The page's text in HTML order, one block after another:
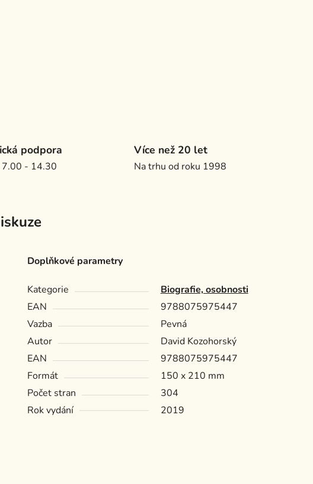
podpora
7.00 - 14.30
Více než 20 let
Na trhu od roku 1998
Doplňkové parametry
Kategorie
Biografie, osobnosti
EAN
9788075975447
Vazba
Pevná
Autor
David Kozohorský
EAN
9788075975447
Formát
150 x 210 mm
Počet stran
304
Rok vydání
2019